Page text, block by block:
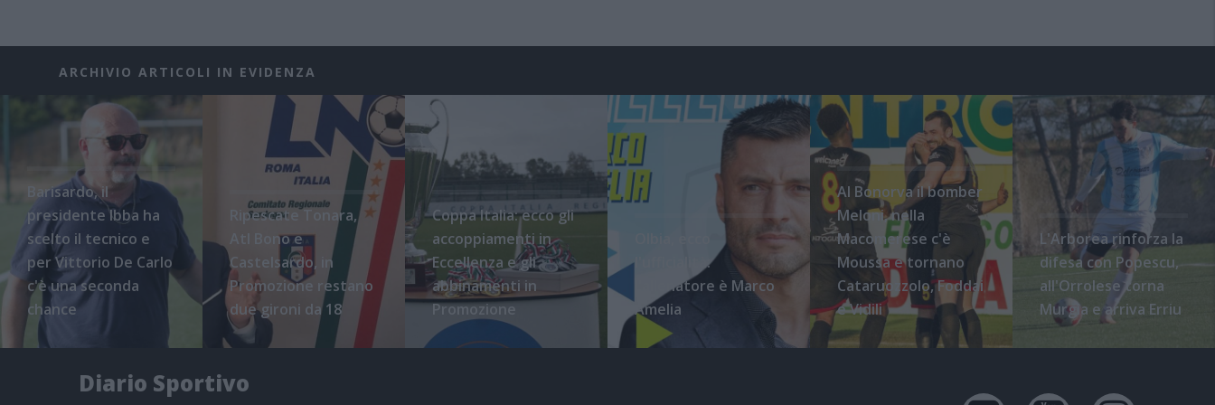
ARCHIVIO ARTICOLI IN EVIDENZA
Barisardo, il
presidente Ibba ha
scelto il tecnico e
per Vittorio De Carlo
c'è una seconda
chance
Ripescate Tonara,
Atl Bono e
Castelsardo, in
Promozione restano
due gironi da 18
Coppa Italia: ecco gli
accoppiamenti in
Eccellenza e gli
abbinamenti in
Promozione
l'ufficialità:
l'allenatore è Marco
Amelia
Al Bonorva il bomber
Meloni, nella
Macomerese c'è
Moussa e tornano
Cataruozzolo, Foddai
e Vidili
L'Arborea rinforza la
difesa con Popescu,
all'Orrolese torna
Murgia e arriva Erriu
Diario Sportivo